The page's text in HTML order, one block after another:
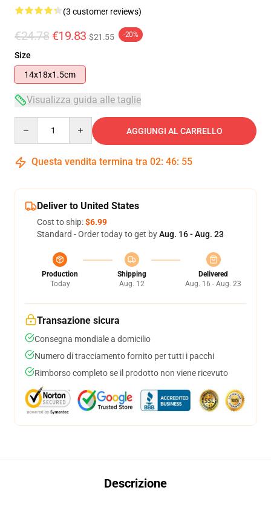
(3 customer reviews)
€24.78 €19.83 $21.55 -20%
Size
14x18x1.5cm
Visualizza guida alle taglie
AGGIUNGI AL CARRELLO
Questa vendita termina tra 02: 46: 55
Deliver to United States
Cost to ship:$6.99
Standard - Order today to get byAug. 16 - Aug. 23
Production
Today
Shipping
Aug. 12
Delivered
Aug. 16 - Aug. 23
Transazione sicura
Consegna mondiale a domicilio
Numero di tracciamento fornito per tutti i pacchi
Rimborso completo se il prodotto non viene ricevuto
Descrizione